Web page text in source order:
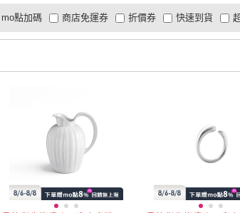
折價券
有影片
商品有量
mo點加碼 快速到貨
大家電安心配
大家電快配
商店免運券